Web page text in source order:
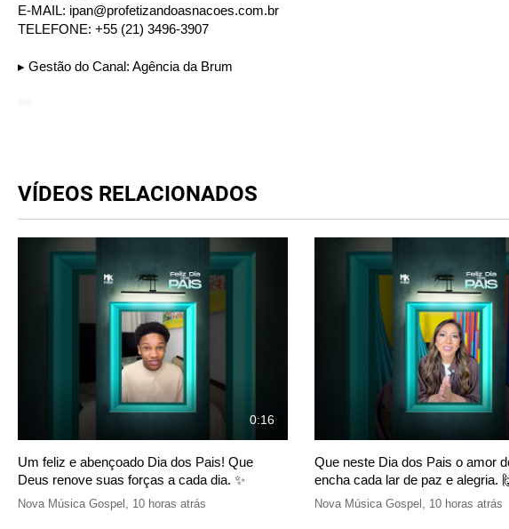
E-MAIL: ipan@profetizandoasnacoes.com.br
TELEFONE: +55 (21) 3496-3907
▸ Gestão do Canal: Agência da Brum
VÍDEOS RELACIONADOS
0:16
Um feliz e abençoado Dia dos Pais! Que
Deus renove suas forças a cada dia. ✨
Nova Música Gospel 10 horas atrás
Que neste Dia dos Pais o amor
encha cada lar de paz e alegria.
Nova Música Gospel 10 horas atrás